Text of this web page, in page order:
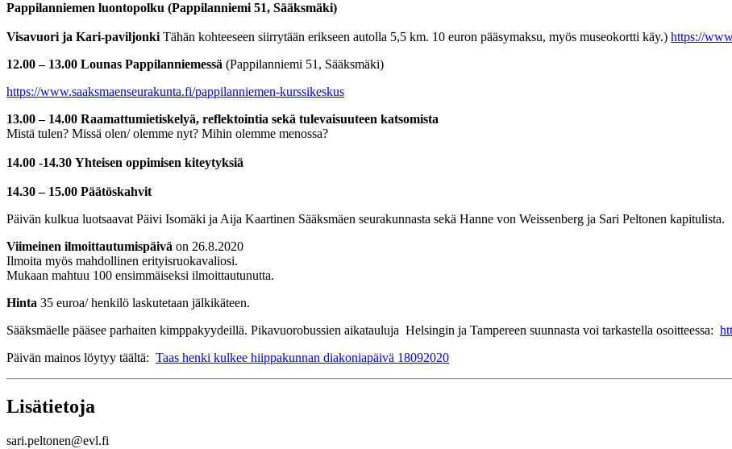
Pappilanniemen luontopolku (Pappilanniemi 51, Sääksmäki)
Visavuori ja Kari-paviljonki Tähän kohteeseen siirrytään erikseen autolla 5,5 km. 10 euron pääsymaksu, myös museokortti käy.) https://
12.00 – 13.00 Lounas Pappilanniemessä (Pappilanniemi 51, Sääksmäki)
https://www.saaksmaenseurakunta.fi/pappilanniemen-kurssikeskus
13.00 – 14.00 Raamattumietiskelyä, reflektointia sekä tulevaisuuteen katsomista
​Mistä tulen? Missä olen/ olemme nyt? Mihin olemme menossa?
14.00 -14.30 Yhteisen oppimisen kiteytyksiä
14.30 – 15.00 Päätöskahvit
Päivän kulkua luotsaavat Päivi Isomäki ja Aija Kaartinen Sääksmäen seurakunnasta sekä Hanne von Weissenberg ja Sari Peltonen kapitulista.
Viimeinen ilmoittautumispäivä on 26.8.2020
Ilmoita myös mahdollinen erityisruokavaliosi.
Mukaan mahtuu 100 ensimmäiseksi ilmoittautunutta.
Hinta 35 euroa/ henkilö laskutetaan jälkikäteen.
Sääksmäelle pääsee parhaiten kimppakyydeillä. Pikavuorobussien aikatauluja Helsingin ja Tampereen suunnasta voi tarkastella osoitteessa:
Päivän mainos löytyy täältä: Taas henki kulkee hiippakunnan diakoniapäivä 18092020
Lisätietoja
sari.peltonen@evl.fi